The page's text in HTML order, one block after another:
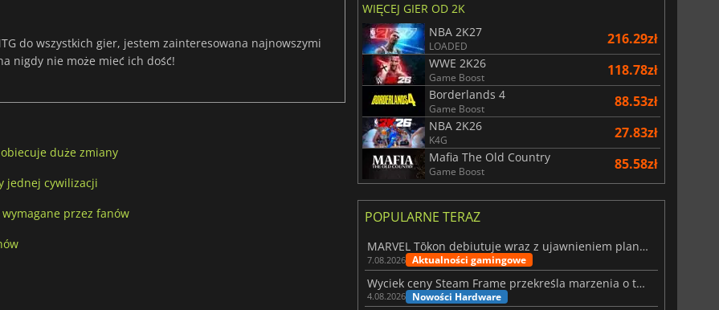
do wszystkich gier, jestem zainteresowana najnowszymi
nigdy nie może mieć ich dość!
duże zmiany
jednej cywilizacji
przez fanów
WIĘCEJ GIER OD 2K
NBA 2K27
LOADED 216.29zł
WWE 2K26
Game Boost 118.78zł
Borderlands 4
Game Boost 88.53zł
NBA 2K26
K4G 27.83zł
Mafia The Old Country
Game Boost 85.58zł
POPULARNE TERAZ
MARVEL Tōkon debiutuje wraz z ujawnieniem planu rozwoju na pierwszy rok
7.08.2026 Aktualności gamingowe
Wyciek ceny Steam Frame przekreśla marzenia o tanim zestawie VR
4.08.2026 Nowości Hardware